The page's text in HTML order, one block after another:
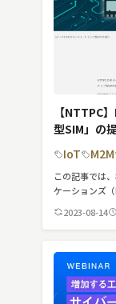
【NTTPC
型SIM」の
IoT
M2M
この記事では
ケーションズ
2023-08-14